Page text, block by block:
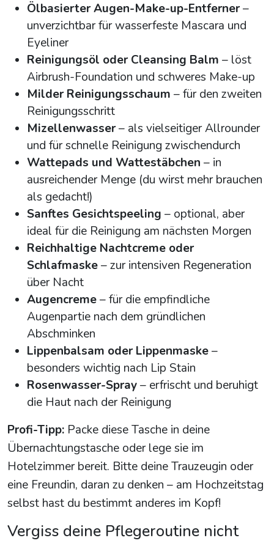
Ölbasierter Augen-Make-up-Entferner–
unverzichtbar für wasserfeste Mascara und
Eyeliner
Reinigungsöl oder Cleansing Balm – löst
Airbrush-Foundation und schweres Make-up
Milder Reinigungsschaum – für den zweiten
Reinigungsschritt
Mizellenwasser– als vielseitiger Allrounder
und für schnelle Reinigung zwischendurch
Wattepads und Wattestäbchen – in
ausreichender Menge (du wirst mehr brauchen
als gedacht!)
Sanftes Gesichtspeeling – optional, aber
ideal für die Reinigung am nächsten Morgen
Reichhaltige Nachtcreme oder
Schlafmaske– zur intensiven Regeneration
über Nacht
Augencreme– für die empfindliche
Augenpartie nach dem gründlichen
Abschminken
Lippenbalsam oder Lippenmaske–
besonders wichtig nach Lip Stain
Rosenwasser-Spray– erfrischt und beruhigt
die Haut nach der Reinigung
Profi-Tipp: Packe diese Tasche in deine
Übernachtungstasche oder lege sie im
Hotelzimmer bereit. Bitte deine Trauzeugin oder
eine Freundin, daran zu denken – am Hochzeitstag
selbst hast du bestimmt anderes im Kopf!
Vergiss deine Pflegeroutine nicht